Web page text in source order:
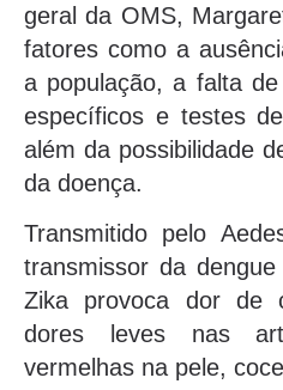
geral da OMS,
fatores como a
a população, a falta
específicos e testes
além da possibilidade
da doença.
Transmitido pelo
transmissor da
Zika provoca dor de
dores leves nas
vermelhas na pele,